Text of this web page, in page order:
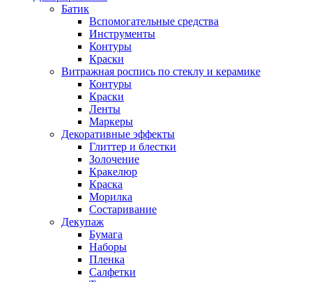
Батик
Вспомогательные средства
Инструменты
Контуры
Краски
Витражная роспись по стеклу и керамике
Контуры
Краски
Ленты
Маркеры
Декоративные эффекты
Глиттер и блестки
Золочение
Кракелюр
Краска
Морилка
Состаривание
Декупаж
Бумага
Наборы
Пленка
Салфетки